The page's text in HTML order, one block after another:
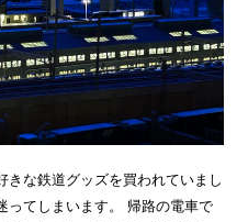
きな鉄道グッズを買われていまし
ってしまいます。 帰路の電車で